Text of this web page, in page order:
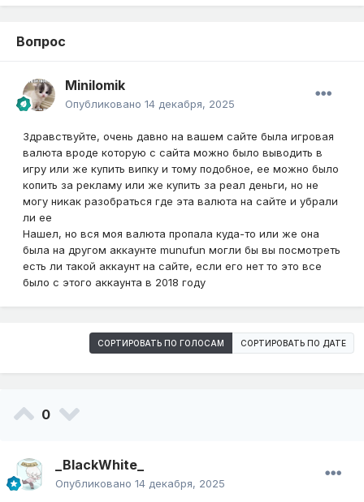
Вопрос
Minilomik
Опубликовано 14 декабря, 2025
Здравствуйте, очень давно на вашем сайте была игровая
валюта вроде которую с сайта можно было выводить в
игру или же купить випку и тому подобное, ее можно было
копить за рекламу или же купить за реал деньги, но не
могу никак разобраться где эта валюта на сайте и убрали
ли ее
Нашел, но вся моя валюта пропала куда-то или же она
была на другом аккаунте munufun могли бы вы посмотреть
есть ли такой аккаунт на сайте, если его нет то это все
было с этого аккаунта в 2018 году
СОРТИРОВАТЬ ПО ГОЛОСАМ СОРТИРОВАТЬ ПО ДАТЕ
0
_BlackWhite_
Опубликовано 14 декабря, 2025